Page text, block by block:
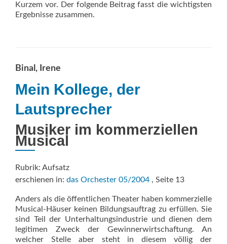
Kurzem vor. Der folgende Beitrag fasst die wichtigsten
Ergebnisse zusammen.
Binal, Irene
Mein Kollege, der
Lautsprecher
Musiker im kommerziellen
Musical
Rubrik: Aufsatz
erschienen in: das Orchester 05/2004 , Seite 13
Anders als die öffentlichen Theater haben kommerzielle
Musical-Häuser keinen Bildungsauftrag zu erfüllen. Sie
sind Teil der Unterhaltungsindustrie und dienen dem
legitimen Zweck der Gewinnerwirtschaftung. An
welcher Stelle aber steht in diesem völlig der